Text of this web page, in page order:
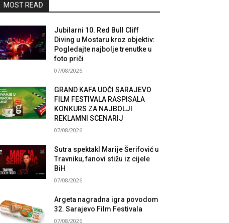
MOST READ
Jubilarni 10. Red Bull Cliff
Diving u Mostaru kroz objektiv:
Pogledajte najbolje trenutke u
foto priči
07/08/2026
GRAND KAFA UOČI SARAJEVO
FILM FESTIVALA RASPISALA
KONKURS ZA NAJBOLJI
REKLAMNI SCENARIJ
07/08/2026
Sutra spektakl Marije Šerifović u
Travniku, fanovi stižu iz cijele
BiH
07/08/2026
Argeta nagradna igra povodom
32. Sarajevo Film Festivala
07/08/2026